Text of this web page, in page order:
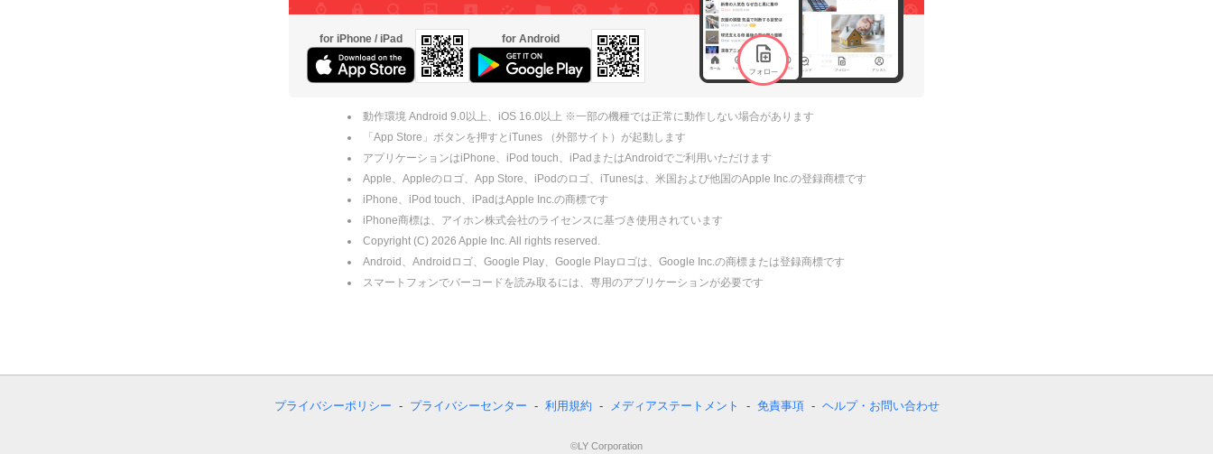
for iPhone / iPad for Android
動作環境 Android 9.0以上、iOS 16.0以上 ※一部の機種では正常に動作しない場合があります
「App Store」ボタンを押すとiTunes （外部サイト）が起動します
アプリケーションはiPhone、iPod touch、iPadまたはAndroidでご利用いただけます
Apple、Appleのロゴ、App Store、iPodのロゴ、iTunesは、米国および他国のApple Inc.の登録商標です
iPhone、iPod touch、iPadはApple Inc.の商標です
iPhone商標は、アイホン株式会社のライセンスに基づき使用されています
Copyright (C) 2026 Apple Inc. All rights reserved.
Android、Androidロゴ、Google Play、Google Playロゴは、Google Inc.の商標または登録商標です
スマートフォンでバーコードを読み取るには、専用のアプリケーションが必要です
プライバシーポリシー プライバシーセンター 利用規約 メディアステートメント 免責事項 ヘルプ・お問い合わせ
©LY Corporation